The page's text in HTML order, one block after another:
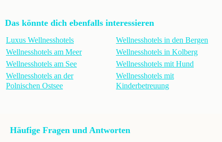
Das könnte dich ebenfalls interessieren
Luxus Wellnesshotels
Wellnesshotels am Meer
Wellnesshotels am See
Wellnesshotels an der
Polnischen Ostsee
Wellnesshotels in den Bergen
Wellnesshotels in Kolberg
Wellnesshotels mit Hund
Wellnesshotels mit
Kinderbetreuung
Häufige Fragen und Antworten